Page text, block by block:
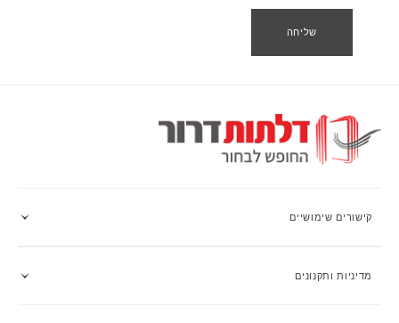
שליחה
קישורים שימושיים
מדיניות ותקנונים